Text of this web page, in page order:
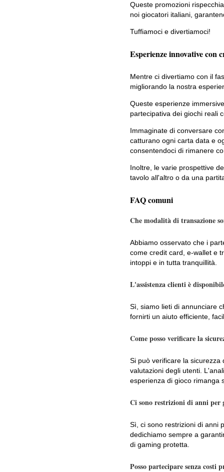
Queste promozioni
noi giocatori italiani,
Tuffiamoci e divertiamoci!
Esperienze innovative con
Mentre ci divertiamo con il
migliorando la nostra
Queste esperienze
partecipativa dei giochi reali
Immaginate di conversare
catturano ogni carta data e
consentendoci di rimanere
Inoltre, le varie prospettive
tavolo all'altro o da una
FAQ comuni
Che modalità di transazione
Abbiamo osservato che i
come credit card, e-wallet e
intoppi e in tutta tranquillità.
L'assistenza clienti è
Sì, siamo lieti di annunciare
fornirti un aiuto efficiente,
Come posso verificare la
Si può verificare la sicurezza
valutazioni degli utenti.
esperienza di gioco rimanga
Ci sono restrizioni di anni per
Sì, ci sono restrizioni di anni
dedichiamo sempre a
di gaming protetta.
Posso partecipare senza costi